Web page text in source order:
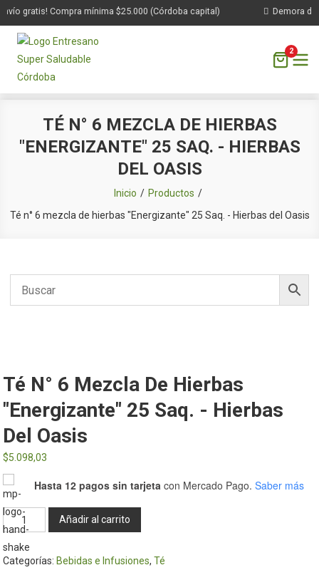
gratis! Compra mínima $25.000 (Córdoba capital) Demora de
contenido
2
TÉ N° 6 MEZCLA DE HIERBAS
"ENERGIZANTE" 25 SAQ. - HIERBAS
DEL OASIS
Inicio
Productos
Té n° 6 mezcla de hierbas "Energizante" 25 Saq. - Hierbas del Oasis
Té N° 6 Mezcla De Hierbas
"Energizante" 25 Saq. - Hierbas
Del Oasis
$5.098,03
Hasta 12 pagos sin tarjeta con Mercado Pago. Saber más
Té
n°
6
mezcla
Añadir al carrito
Categorías: Bebidas e Infusiones,Té